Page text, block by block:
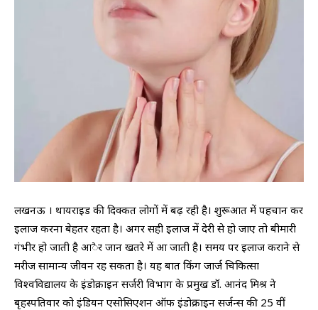
लखनऊ । थायराइड की दिक्कत लोगों में बढ़ रही है। शुरूआत में पहचान कर
इलाज करना बेहतर रहता है। अगर सही इलाज में देरी से हो जाए तो बीमारी
गंभीर हो जाती है आैर जान खतरे में आ जाती है। समय पर इलाज कराने से
मरीज सामान्य जीवन रह सकता है। यह बात किंग जार्ज चिकित्सा
विश्वविद्यालय के इंडोक्राइन सर्जरी विभाग के प्रमुख डॉ. आनंद मिश्र ने
बृहस्पतिवार को इंडियन एसोसिएशन ऑफ इंडोक्राइन सर्जन्स की 25 वीं